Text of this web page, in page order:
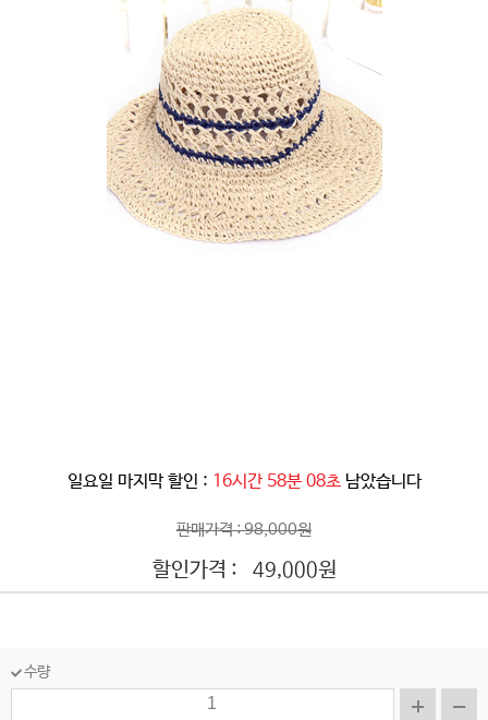
일요일 마지막 할인 : 16시간 58분 06초 남았습니다
판매가격 : 98,000원
할인가격 : 49,000원
수량